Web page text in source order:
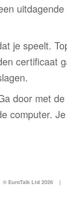
je speelt.
certificaat
door met
computer.
© EuroTalk Ltd 2026 |